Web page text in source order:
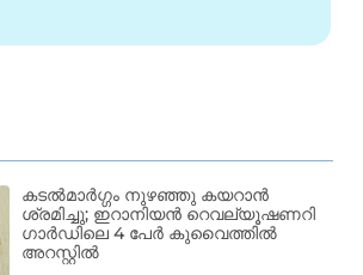
കടൽമാർഗ്ഗം നുഴഞ്ഞു കയറാൻ
ശ്രമിച്ചു; ഇറാനിയൻ റെവല്യൂഷണറി
ഗാർഡിലെ 4 പേർ കുവൈത്തിൽ
അറസ്റ്റിൽ